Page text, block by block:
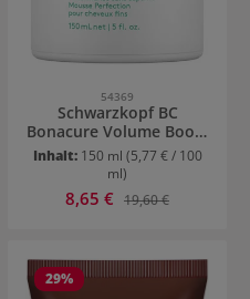
54369
Schwarzkopf BC
Bonacure Volume Boost
Perfect Foam
Inhalt: 150 ml (5,77 € / 100
ml)
Verkaufspreis:
8,65 € Regulärer Preis:
19,60 €
29%